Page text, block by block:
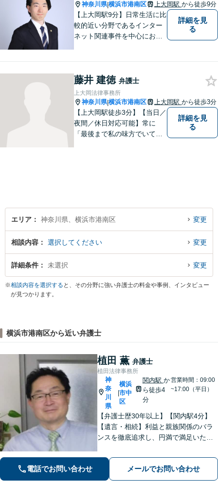
神奈川県|横浜市港南区 上大岡駅 から徒歩9分
【上大岡駅9分】日常生活に比
較的近い分野であるインター
ネット関連事件を中心にお取
ルにて掲載情報のURL等をお
送りください。見込み、費用
等をご案内させていただきま
す。
詳細を見
る
藤井 建徳 弁護士
上大岡法律事務所
神奈川県|横浜市港南区 上大岡駅 から徒歩3分
【上大岡駅徒歩3分】【当日／
夜間／休日対応可能】常に
「最後まで私の味方でいてく
詳細を見
る
エリア 神奈川県、横浜市港南区 変更
相談内容 選択してください 変更
詳細条件 未選択 変更
※相談内容を選択する と、その分野に強い弁護士の料金や事例、インタビュー
が見つかります。
横浜市港南区から近い弁護士
植田 薫 弁護士
植田法律事務所
神
奈
川
県
横浜
市中
区
関内駅 か
ら徒歩4
分
営業時間：09:00
~17:00（平日）
【弁護士歴30年以上】【関内駅4分】
【遺言・相続】利益と親族関係のバラ
ンスを徹底追求し、円満で満足いただ
自己破産や法人の破産もおまかせくだ
さい【法テラス利用可】【電話／メー
ル／ビデオ面談可】
電話でお問い合わせ メールでお問い合わせ